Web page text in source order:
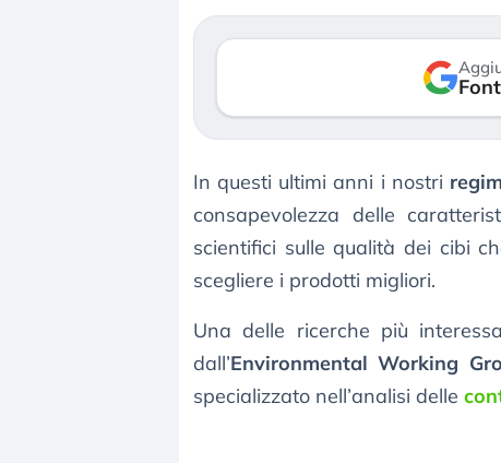
In questi ultimi anni i nostri
consapevolezza delle
scientifici sulle qualità dei cibi
scegliere i prodotti migliori.
Una delle ricerche più
dall’Environmental Working
specializzato nell’analisi delle
3 agosto 2026